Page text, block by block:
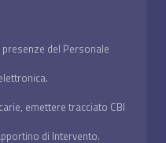
del Personale
emettere tracciato CBI
di Intervento.